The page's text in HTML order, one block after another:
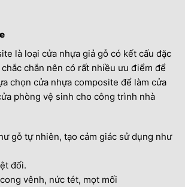
là loại cửa nhựa giả gỗ có kết cấu đặc
chắn nên có rất nhiều ưu điểm để
chọn cửa nhựa composite để làm cửa
phòng vệ sinh cho công trình nhà
gỗ tự nhiên, tạo cảm giác sử dụng như
đối.
vênh, nức tét, mọt mối